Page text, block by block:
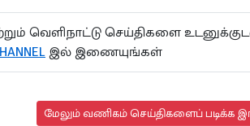
வெளிநாட்டு செய்திகளை
இல் இணையுங்கள்
மேலும் வணிகம் செய்திகளைப் படிக்க